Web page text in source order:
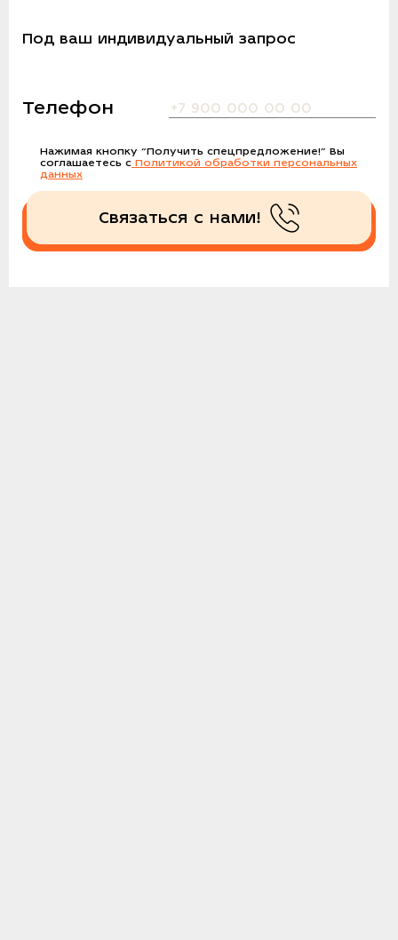
Под ваш индивидуальный запрос
Телефон
Нажимая кнопку “Получить спецпредложение!” Вы
соглашаетесь с Политикой обработки персональных
данных
Получить спецпредложение!
Связаться с нами!